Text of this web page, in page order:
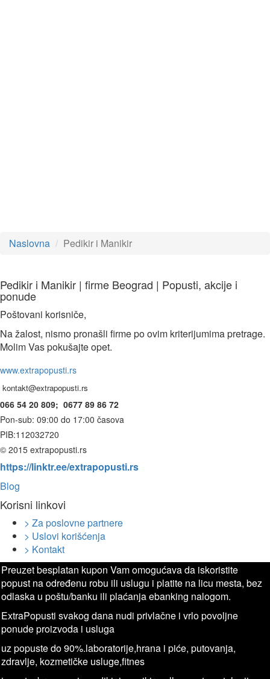
Naslovna Pedikir i Manikir
Pedikir i Manikir | firme Beograd | Popusti, akcije i
ponude
Poštovani korisniče,
Na žalost, nismo pronašli firme po ovim kriterijumima pretrage.
Molim Vas pokušajte opet.
www.extrapopusti.rs
kontakt@extrapopusti.rs
066 54 20 809; 0677 89 86 72
Pon-sub: 09:00 do 17:00 časova
PIB:112032720
© 2015 extrapopusti.rs
https://linktr.ee/extrapopusti.rs
Blog
Korisni linkovi
> Za poslovne partnere
> Uslovi korišćenja
> Kontakt
Preuzet besplatan kupon Vam omogućava da iskoristite
popust na određenu robu ili uslugu i platite na licu mesta, bez
odlaska u poštu/banku ili plaćanja ebanking nalogom.
ExtraPopusti svakog dana nudi privlačne i vrlo povoljne
ponude proizvoda i usluga
uz popuste do 90%.laboratorije,hrana i piće, putovanja,
zdravlje, kozmetičke usluge,fitnes